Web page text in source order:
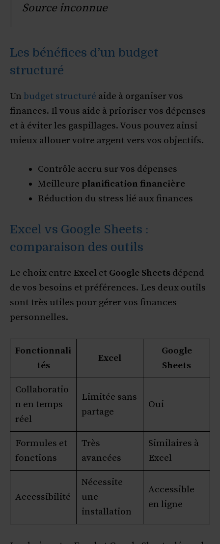
Source inconnue
Les bénéfices d’un budget
structuré
Un budget structuré aide à organiser vos
finances. Il vous aide à prioriser vos dépenses
et à éviter les gaspillages. Vous pouvez ainsi
mieux allouer votre argent vers vos objectifs.
Contrôle accru sur vos dépenses
Meilleure planification financière
Réduction du stress lié aux finances
Excel vs Google Sheets :
comparaison des outils
Le choix entre Excel et Google Sheets dépend
de vos besoins et préférences. Les deux outils
sont très utiles pour gérer vos finances
personnelles.
Fonctionnali
tés
Excel
Google
Sheets
Collaboratio
n en temps
réel
Limitée sans
partage
Oui
Formules et
fonctions
Très
avancées
Similaires à
Excel
Accessibilité
Nécessite
une
installation
Accessible
en ligne